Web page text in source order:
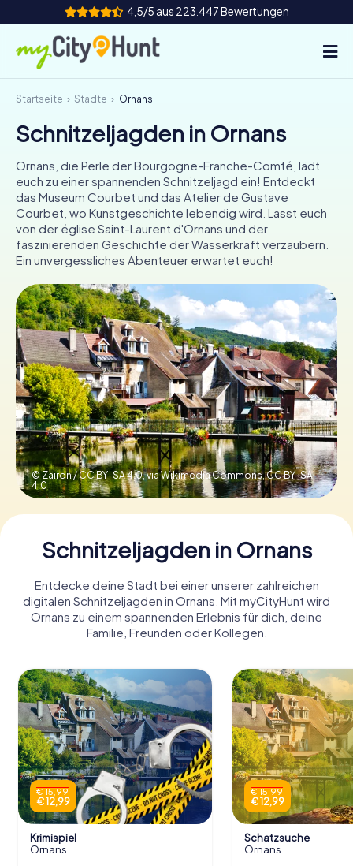
4,5/5 aus 223.447 Bewertungen
So funktioniert's
Städte
Touren
Teamevent
Tickets
INT AT CH
DE
ES
FR UK
IE
IT
NL
Tickets buchen
Gutscheine bestellen
Startseite Städte Ornans
Schnitzeljagden in Ornans
Ornans, die Perle der Bourgogne-Franche-Comté, lädt
euch zu einer spannenden Schnitzeljagd ein! Entdeckt
das Museum Courbet und das Atelier de Gustave
Courbet, wo Kunstgeschichte lebendig wird. Lasst euch
von der église Saint-Laurent d'Ornans und der
faszinierenden Geschichte der Wasserkraft verzaubern.
Ein unvergessliches Abenteuer erwartet euch!
© Zairon / CC BY-SA 4.0, via Wikimedia Commons,CC BY-SA
4.0
Schnitzeljagden in Ornans
Entdecke deine Stadt bei einer unserer zahlreichen
digitalen Schnitzeljagden in Ornans. Mit myCityHunt wird
Ornans zu einem spannenden Erlebnis für dich, deine
Familie, Freunden oder Kollegen.
€ 15,99
€ 12,99
Krimispiel
Ornans
€ 15,99
€ 12,99
Schatzsuche
Ornans